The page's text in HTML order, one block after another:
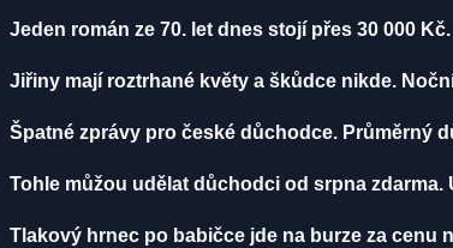
Jeden román ze 70. let dnes stojí přes 30 000
Jiřiny mají roztrhané květy a škůdce nikde.
Špatné zprávy pro české důchodce. Průměrný
Tohle můžou udělat důchodci od srpna zdarma.
Tlakový hrnec po babičce jde na burze za cenu